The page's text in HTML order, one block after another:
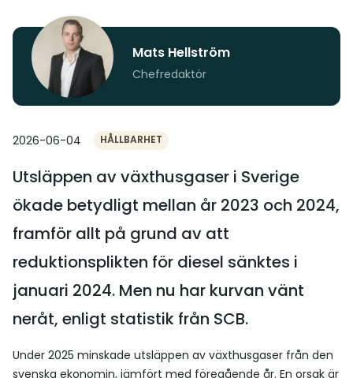
Mats Hellström
Chefredaktör
2026-06-04 HÅLLBARHET
Utsläppen av växthusgaser i Sverige
ökade betydligt mellan år 2023 och 2024,
framför allt på grund av att
reduktionsplikten för diesel sänktes i
januari 2024. Men nu har kurvan vänt
neråt, enligt statistik från SCB.
Under 2025 minskade utsläppen av växthusgaser från den
svenska ekonomin, jämfört med föregående år. En orsak är